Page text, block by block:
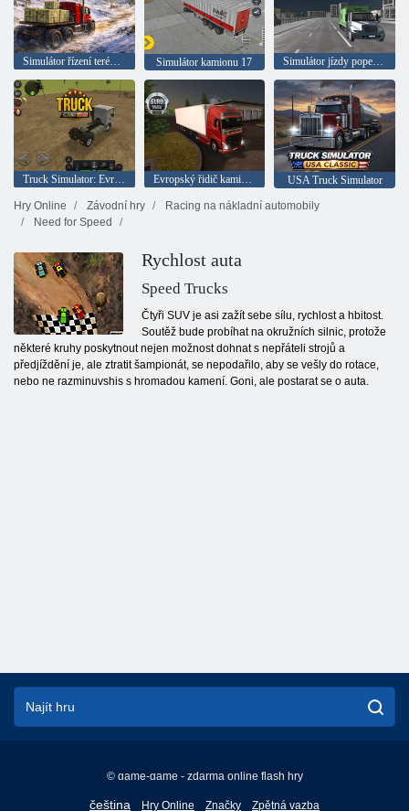
Simulátor řízení terénního nákladního automobilu Simulátor kamionu 17 Simulátor jízdy popelářským autem
Truck Simulator: Evropa Evropský řidič kamionu
USA Truck Simulator
Hry Online
Závodní hry
Racing na nákladní automobily
Need for Speed
Rychlost auta
Speed Trucks
Čtyři SUV je asi zažít sebe sílu, rychlost a hbitost.
Soutěž bude probíhat na okružních silnic, protože
některé kruhy poskytnout nejen možnost dohnat s nepřáteli strojů a
předjíždění je, ale ztratit šampionát, se nepodařilo, aby se vešly do rotace,
nebo ne razminuvshis s hromadou kamení. Goni, ale postarat se o auta.
© game-game - zdarma online flash hry
čeština
English
Hry Online Značky Zpětná vazba